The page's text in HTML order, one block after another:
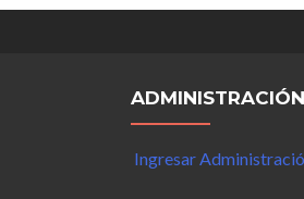
Ingresar